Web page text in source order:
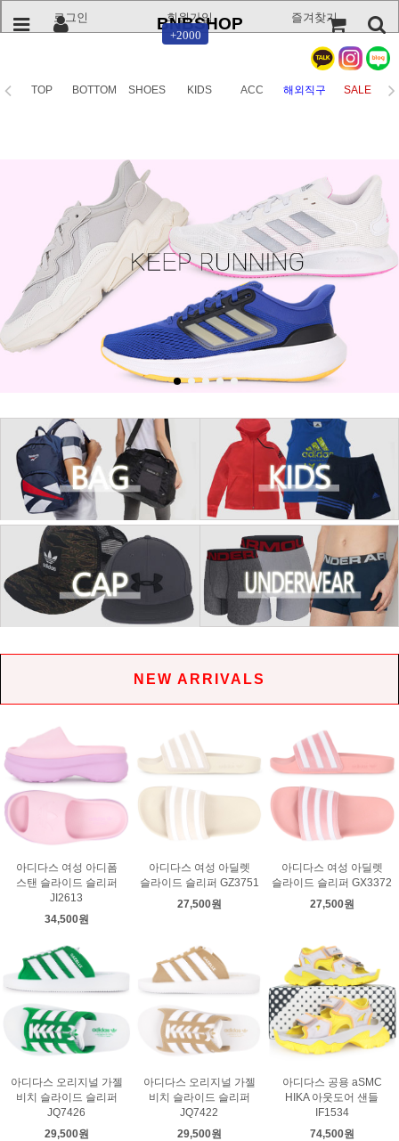
로그인
+2000
회원가입 즐겨찾기
BNBSHOP
TOP BOTTOM SHOES KIDS ACC 해외직구 SALE
NEW ARRIVALS
아디다스 여성 아디폼
스탠 슬라이드 슬리퍼
JI2613
34,500원
아디다스 여성 아딜렛
슬라이드 슬리퍼 GZ3751
27,500원
아디다스 여성 아딜렛
슬라이드 슬리퍼 GX3372
27,500원
아디다스 오리지널 가젤
비치 슬라이드 슬리퍼
JQ7426
29,500원
아디다스 오리지널 가젤
비치 슬라이드 슬리퍼
JQ7422
29,500원
아디다스 공용 aSMC
HIKA 아웃도어 샌들
IF1534
74,500원